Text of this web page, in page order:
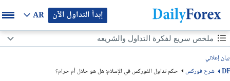
إبدأ التداول الآن AR
محتوى الصفحة
DF شرح فوركس حكم تداول الفوركس في الإسلام: هل هو حلال أم حرام؟
بيان إعلاني
ملخص سريع لفكرة التداول والشريعه
ملخص سريع لفكرة التداول والشريعه